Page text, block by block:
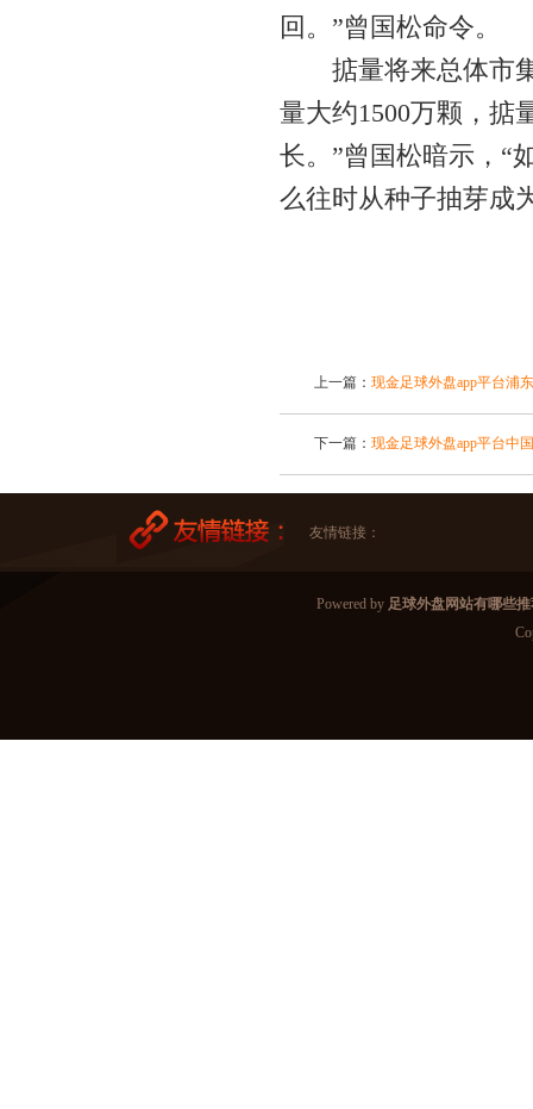
回。”曾国松命令。
掂量将来总体市集
量大约1500万颗，掂
长。”曾国松暗示，“
么往时从种子抽芽成
上一篇： 现金足球外盘app平台浦
下一篇： 现金足球外盘app平台中
友情链接：
Powered by 足球外盘网站有哪些